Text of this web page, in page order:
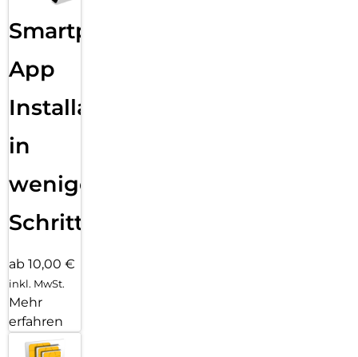
Smartphone
App
Installation
in
wenigen
Schritten
ab 10,00 €
inkl. MwSt.
Mehr
erfahren